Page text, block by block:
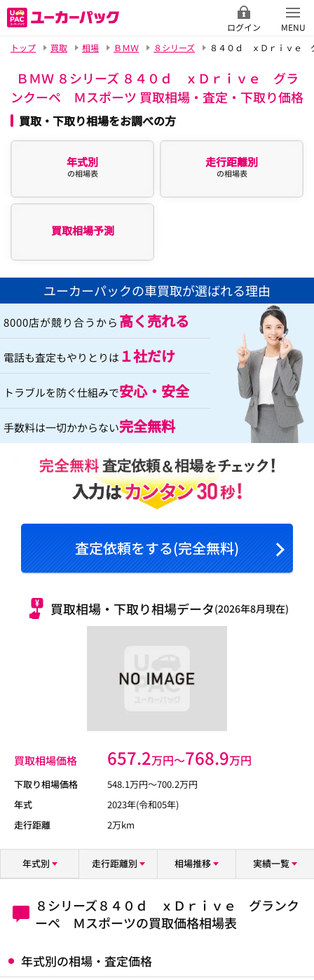
ログイン
MENU
トップ
買取 相場 ＢＭＷ ８シリーズ ８４０ｄ ｘＤｒｉｖｅ
ＢＭＷ ８シリーズ ８４０ｄ ｘＤｒｉｖｅ グラ
ンクーペ Ｍスポーツ 買取相場・査定・下取り価格
買取・下取り相場をお調べの方
年式別
の相場表
走行距離別
の相場表
買取相場予測
ユーカーパックの車買取が選ばれる理由
8000店が競り合うから 高く売れる
電話も査定もやりとりは １社だけ
トラブルを防ぐ仕組みで安心・安全
手数料は一切かからない完全無料
査定依頼をする(完全無料)
買取相場・下取り相場データ(2026年8月現在)
買取相場価格 657.2万円〜768.9万円
下取り相場価格 548.1万円〜700.2万円
年式
2023年(令和05年)
走行距離
2万km
年式別 走行距離別 相場推移 実績一覧
８シリーズ８４０ｄ ｘＤｒｉｖｅ グランク
ーペ Ｍスポーツの買取価格相場表
年式別の相場・査定価格